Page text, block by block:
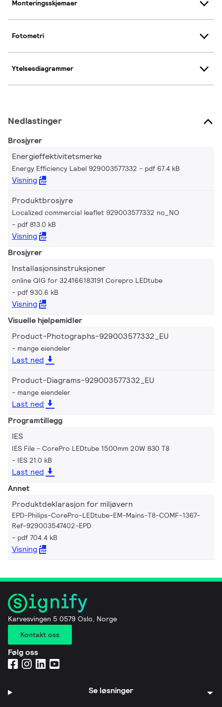
Monteringsskjemaer
Fotometri
Ytelsesdiagrammer
Nedlastinger
Brosjyrer
Energieffektivitetsmerke
Energy Efficiency Label 929003577332 pdf 67.4 kB
Visning
Produktbrosjyre
Localized commercial leaflet 929003577332 no_NO
pdf 813.0 kB
Visning
Brosjyrer
Installasjonsinstruksjoner
online QIG for 324166183191 Corepro LEDtube
pdf 930.6 kB
Visning
Visuelle hjelpemidler
Product-Photographs-929003577332_EU
mange eiendeler
Last ned
Product-Diagrams-929003577332_EU
mange eiendeler
Last ned
Programtillegg
IES
IES File - CorePro LEDtube 1500mm 20W 830 T8
IES 21.0 kB
Last ned
Annet
Produktdeklarasjon for miljøvern
EPD-Philips-CorePro-LEDtube-EM-Mains-T8-COMF-1367-
Ref-929003547402-EPD
pdf 704.4 kB
Visning
Karvesvingen 5 0579 Oslo, Norge
Kontakt oss
Følg oss
Se løsninger